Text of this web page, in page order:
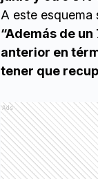
A este esquema
“Además de
anterior en
tener que
Ads